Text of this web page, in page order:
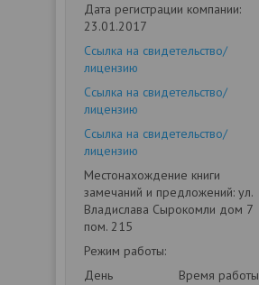
Дата регистрации компании:
23.01.2017
Ссылка на свидетельство/
лицензию
Ссылка на свидетельство/
лицензию
Ссылка на свидетельство/
лицензию
Местонахождение книги
замечаний и предложений: ул.
Владислава Сырокомли дом 7
пом. 215
Режим работы:
День
Время работы